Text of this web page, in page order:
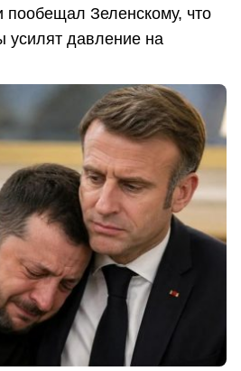
пообещал Зеленскому, что
усилят давление на